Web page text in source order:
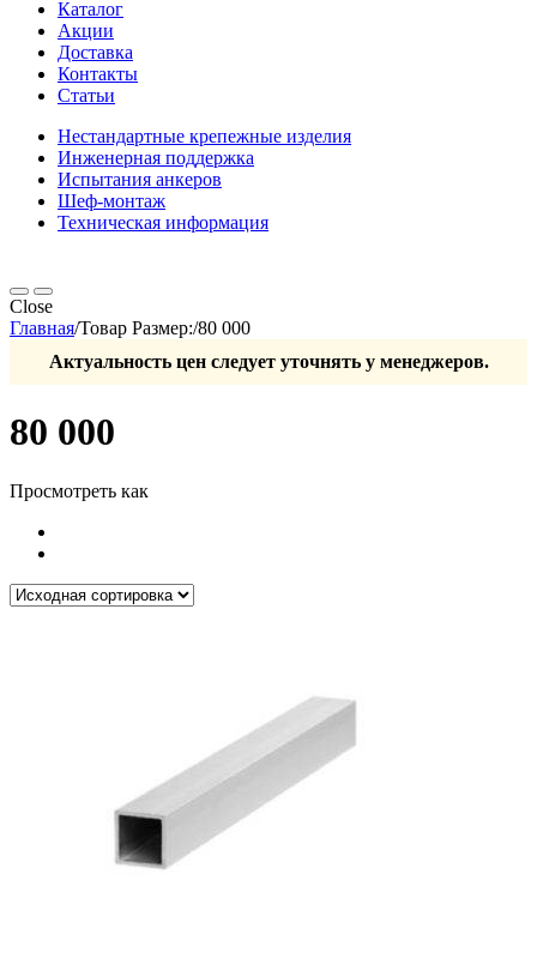
Каталог
Акции
Доставка
Контакты
Статьи
Нестандартные крепежные изделия
Инженерная поддержка
Испытания анкеров
Шеф-монтаж
Техническая информация
Close
Главная/Товар Размер:/80 000
Актуальность цен следует уточнять у менеджеров.
80 000
Просмотреть как